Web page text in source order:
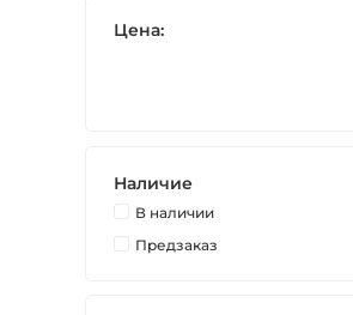
Цена:
Наличие
В наличии
Предзаказ